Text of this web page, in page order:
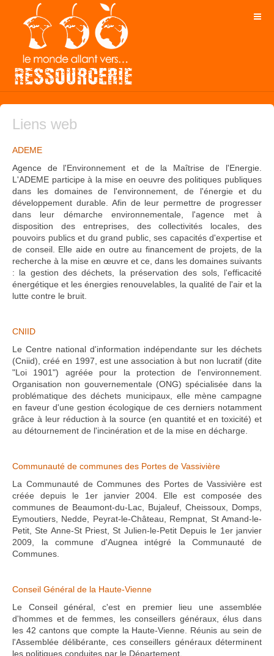
Liens web
ADEME
Agence de l'Environnement et de la Maîtrise de l'Energie.
L'ADEME participe à la mise en oeuvre des politiques publiques
dans les domaines de l'environnement, de l'énergie et du
développement durable. Afin de leur permettre de progresser
dans leur démarche environnementale, l'agence met à
disposition des entreprises, des collectivités locales, des
pouvoirs publics et du grand public, ses capacités d'expertise et
de conseil. Elle aide en outre au financement de projets, de la
recherche à la mise en œuvre et ce, dans les domaines suivants
: la gestion des déchets, la préservation des sols, l'efficacité
énergétique et les énergies renouvelables, la qualité de l'air et la
lutte contre le bruit.
CNIID
Le Centre national d'information indépendante sur les déchets
(Cniid), créé en 1997, est une association à but non lucratif (dite
"Loi 1901") agréée pour la protection de l'environnement.
Organisation non gouvernementale (ONG) spécialisée dans la
problématique des déchets municipaux, elle mène campagne
en faveur d'une gestion écologique de ces derniers notamment
grâce à leur réduction à la source (en quantité et en toxicité) et
au détournement de l'incinération et de la mise en décharge.
Communauté de communes des Portes de Vassivière
La Communauté de Communes des Portes de Vassivière est
créée depuis le 1er janvier 2004. Elle est composée des
communes de Beaumont-du-Lac, Bujaleuf, Cheissoux, Domps,
Eymoutiers, Nedde, Peyrat-le-Château, Rempnat, St Amand-le-
Petit, Ste Anne-St Priest, St Julien-le-Petit Depuis le 1er janvier
2009, la commune d'Augnea intégré la Communauté de
Communes.
Conseil Général de la Haute-Vienne
Le Conseil général, c'est en premier lieu une assemblée
d'hommes et de femmes, les conseillers généraux, élus dans
les 42 cantons que compte la Haute-Vienne. Réunis au sein de
l'Assemblée délibérante, ces conseillers généraux déterminent
les politiques conduites par le Département.